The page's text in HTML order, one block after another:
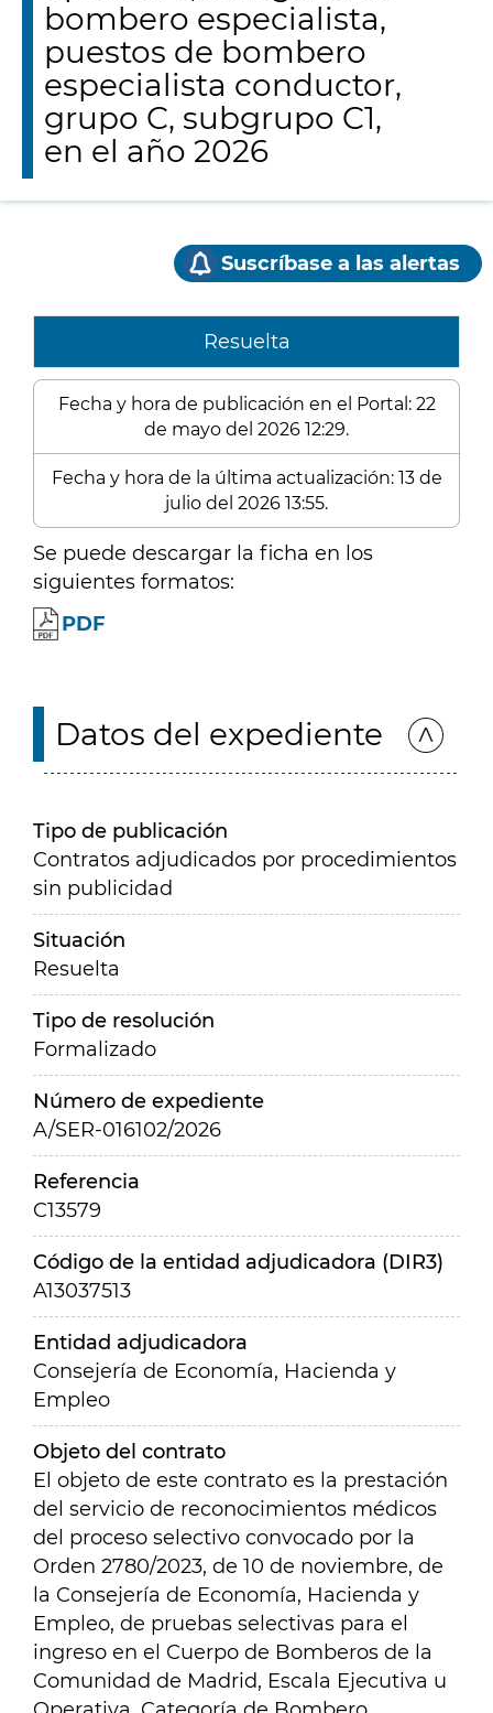
bombero especialista,
puestos de bombero
especialista conductor,
grupo C, subgrupo C1,
en el año 2026
Suscríbase a las alertas
Resuelta
Fecha y hora de publicación en el Portal: 22
de mayo del 2026 12:29.
Fecha y hora de la última actualización: 13 de
julio del 2026 13:55.
Se puede descargar la ficha en los
siguientes formatos:
PDF
Datos del expediente
Tipo de publicación
Contratos adjudicados por procedimientos
sin publicidad
Situación
Resuelta
Tipo de resolución
Formalizado
Número de expediente
A/SER-016102/2026
Referencia
C13579
Código de la entidad adjudicadora (DIR3)
A13037513
Entidad adjudicadora
Consejería de Economía, Hacienda y
Empleo
Objeto del contrato
El objeto de este contrato es la prestación
del servicio de reconocimientos médicos
del proceso selectivo convocado por la
Orden 2780/2023, de 10 de noviembre, de
la Consejería de Economía, Hacienda y
Empleo, de pruebas selectivas para el
ingreso en el Cuerpo de Bomberos de la
Comunidad de Madrid, Escala Ejecutiva u